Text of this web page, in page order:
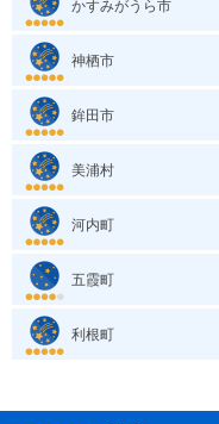
かすみがうら市
神栖市
鉾田市
美浦村
河内町
五霞町
利根町